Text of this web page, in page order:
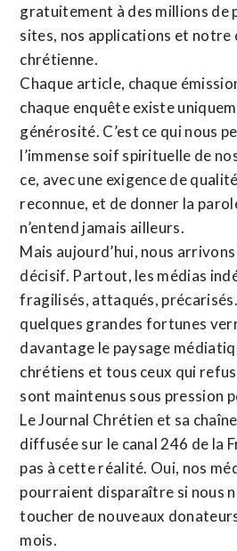
gratuitement à des millions de
sites, nos applications et notre
chrétienne.
Chaque article, chaque
chaque enquête existe
générosité. C’est ce qui nous
l’immense soif spirituelle de
ce, avec une exigence de
reconnue, et de donner la
n’entend jamais ailleurs.
Mais aujourd’hui, nous
décisif. Partout, les médias
fragilisés, attaqués,
quelques grandes fortunes
davantage le paysage
chrétiens et tous ceux qui
sont maintenus sous pression
Le Journal Chrétien et sa
diffusée sur le canal 246 de la
pas à cette réalité. Oui, nos
pourraient disparaître si nous
toucher de nouveaux
mois.